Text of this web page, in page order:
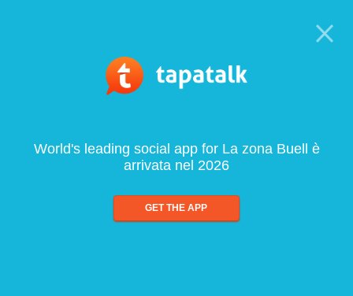
World's leading social app for La zona Buell è
arrivata nel 2026
GET THE APP